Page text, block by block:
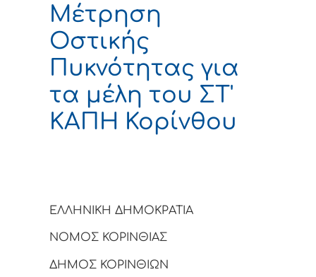
Μέτρηση
Οστικής
Πυκνότητας για
τα μέλη του ΣΤ'
ΚΑΠΗ Κορίνθου
ΕΛΛΗΝΙΚΗ ΔΗΜΟΚΡΑΤΙΑ
ΝΟΜΟΣ ΚΟΡΙΝΘΙΑΣ
ΔΗΜΟΣ ΚΟΡΙΝΘΙΩΝ